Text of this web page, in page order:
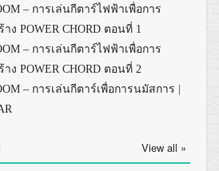
– การเล่นกีตาร์ไฟฟ้าเพื่อการ
ง POWER CHORD ตอนที่ 1
– การเล่นกีตาร์ไฟฟ้าเพื่อการ
ง POWER CHORD ตอนที่ 2
– การเล่นกีตาร์เพื่อการนมัสการ |
View all »